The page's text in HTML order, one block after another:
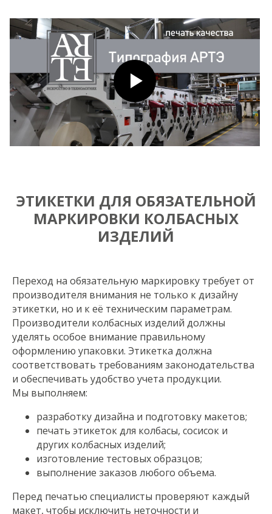
ЭТИКЕТКИ ДЛЯ ОБЯЗАТЕЛЬНОЙ
МАРКИРОВКИ КОЛБАСНЫХ
ИЗДЕЛИЙ
Переход на обязательную маркировку требует от
производителя внимания не только к дизайну
этикетки, но и к её техническим параметрам.
Производители колбасных изделий должны
уделять особое внимание правильному
оформлению упаковки. Этикетка должна
соответствовать требованиям законодательства
и обеспечивать удобство учета продукции.
Мы выполняем:
разработку дизайна и подготовку макетов;
печать этикеток для колбасы, сосисок и
других колбасных изделий;
изготовление тестовых образцов;
выполнение заказов любого объема.
Перед печатью специалисты проверяют каждый
макет, чтобы исключить неточности и